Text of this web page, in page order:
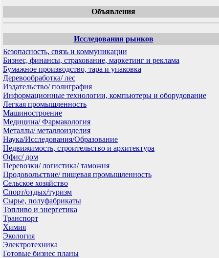
Объявления
Исследования рынков
Безопасность, связь и коммуникации
Бизнес, финансы, страхование, маркетинг и реклама
Бумажное производство, тара и упаковка
Деревообработка/ лес
Издательство/ полиграфия
Информационные технологии, компьютеры и оборудование
Легкая промышленность
Машиностроение
Медицина/ Фармакология
Металлы/ металлоизделия
Наука/Исследования/Образование
Недвижимость, строительство и архитектура
Офис/ дом
Перевозки/ логистика/ таможня
Продовольствие/ пищевая промышленность
Сельское хозяйство
Спорт/отдых/туризм
Сырье, полуфабрикаты
Топливо и энергетика
Транспорт
Химия
Экология
Электротехника
Готовые бизнес планы